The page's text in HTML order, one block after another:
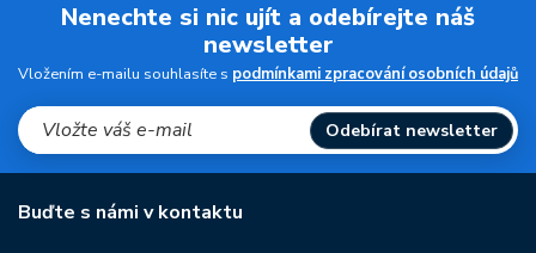
Nenechte si nic ujít a odebírejte náš
newsletter
Vložením e-mailu souhlasíte s podmínkami zpracování osobních údajů
Odebírat newsletter
Buďte s námi v kontaktu